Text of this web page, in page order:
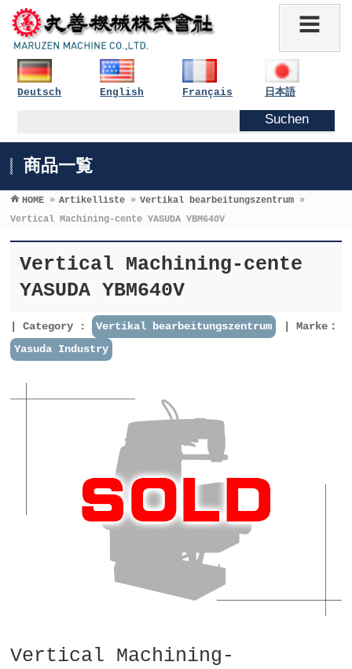
Deutsch English Français 日本語
商品一覧
HOME » Artikelliste » Vertikal bearbeitungszentrum »
Vertical Machining-cente YASUDA YBM640V
Vertical Machining-cente
YASUDA YBM640V
Category : Vertikal bearbeitungszentrum
Marke：
Yasuda Industry
Vertical Machining-